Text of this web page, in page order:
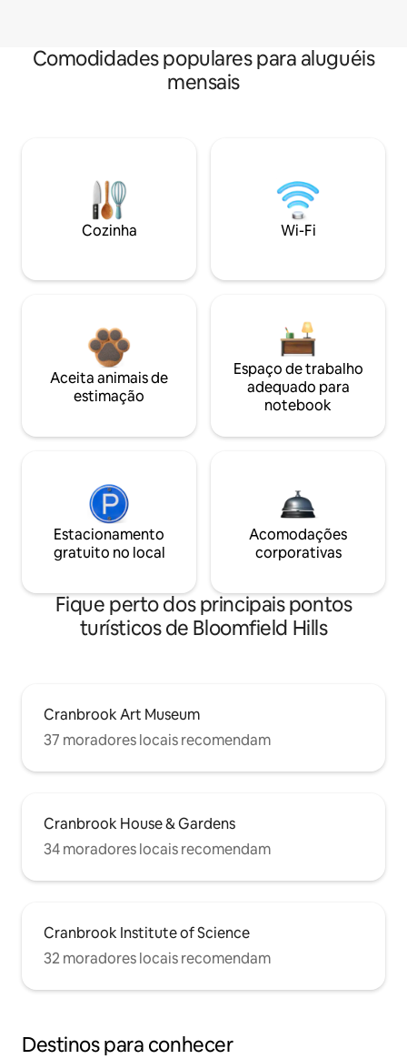
Comodidades populares para aluguéis
mensais
Cozinha Wi-Fi
Aceita animais de
estimação
Espaço de trabalho
adequado para
notebook
Estacionamento
gratuito no local
Acomodações
corporativas
Fique perto dos principais pontos
turísticos de Bloomfield Hills
Cranbrook Art Museum
37 moradores locais recomendam
Cranbrook House & Gardens
34 moradores locais recomendam
Cranbrook Institute of Science
32 moradores locais recomendam
Destinos para conhecer